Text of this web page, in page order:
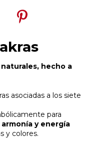
hecho a
asociadas a los siete
para
y energía
y colores.